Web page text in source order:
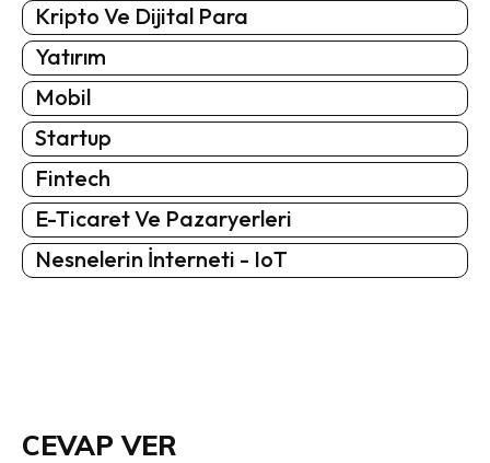
Kripto Ve Dijital Para
Yatırım
Mobil
Startup
Fintech
E-Ticaret Ve Pazaryerleri
Nesnelerin İnterneti - IoT
CEVAP VER